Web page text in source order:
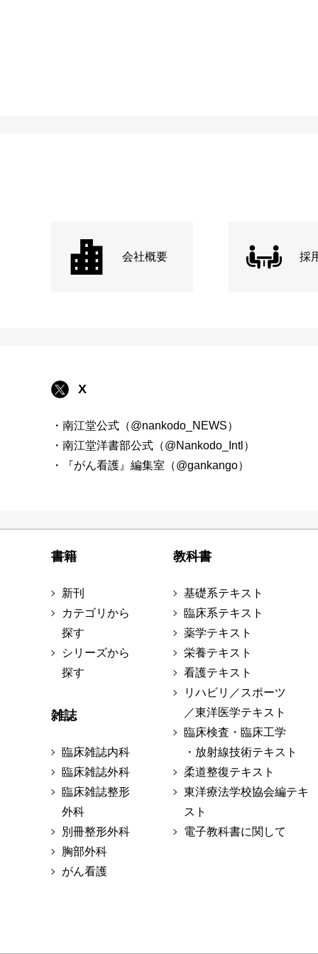
会社概要 採
X
・南江堂公式（@nankodo_NEWS）
・南江堂洋書部公式（@Nankodo_Intl）
・『がん看護』編集室（@gankango）
書籍
新刊
カテゴリから
探す
シリーズから
探す
雑誌
臨床雑誌内科
臨床雑誌外科
臨床雑誌整形
外科
別冊整形外科
胸部外科
がん看護
教科書
基礎系テキスト
臨床系テキスト
薬学テキスト
栄養テキスト
看護テキスト
リハビリ／スポーツ
／東洋医学テキスト
臨床検査・臨床工学
・放射線技術テキスト
柔道整復テキスト
東洋療法学校協会編テキ
スト
電子教科書に関して